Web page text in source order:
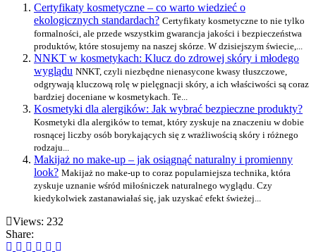
Certyfikaty kosmetyczne – co warto wiedzieć o
ekologicznych standardach? Certyfikaty kosmetyczne to nie tylko
formalności, ale przede wszystkim gwarancja jakości i bezpieczeństwa
produktów, które stosujemy na naszej skórze. W dzisiejszym świecie,...
NNKT w kosmetykach: Klucz do zdrowej skóry i młodego
wyglądu NNKT, czyli niezbędne nienasycone kwasy tłuszczowe,
odgrywają kluczową rolę w pielęgnacji skóry, a ich właściwości są coraz
bardziej doceniane w kosmetykach. Te...
Kosmetyki dla alergików: Jak wybrać bezpieczne produkty?
Kosmetyki dla alergików to temat, który zyskuje na znaczeniu w dobie
rosnącej liczby osób borykających się z wrażliwością skóry i różnego
rodzaju...
Makijaż no make-up – jak osiągnąć naturalny i promienny
look? Makijaż no make-up to coraz popularniejsza technika, która
zyskuje uznanie wśród miłośniczek naturalnego wyglądu. Czy
kiedykolwiek zastanawiałaś się, jak uzyskać efekt świeżej...
Views: 232
Share: